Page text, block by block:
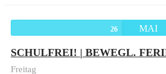
26 MAI
SCHULFREI! | BEWEGL.
Freitag